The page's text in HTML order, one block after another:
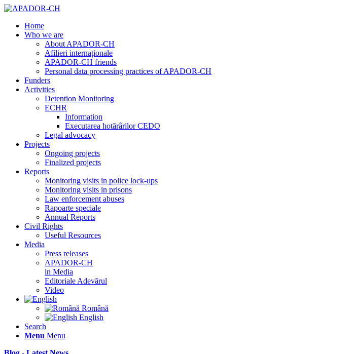
Home
Who we are
About APADOR-CH
Afilieri internaționale
APADOR-CH friends
Personal data processing practices of APADOR-CH
Funders
Activities
Detention Monitoring
ECHR
Information
Executarea hotărârilor CEDO
Legal advocacy
Projects
Ongoing projects
Finalized projects
Reports
Monitoring visits in police lock-ups
Monitoring visits in prisons
Law enforcement abuses
Rapoarte speciale
Annual Reports
Civil Rights
Useful Resources
Media
Press releases
APADOR-CH
in Media
Editoriale Adevărul
Video
Română
English
Search
Menu Menu